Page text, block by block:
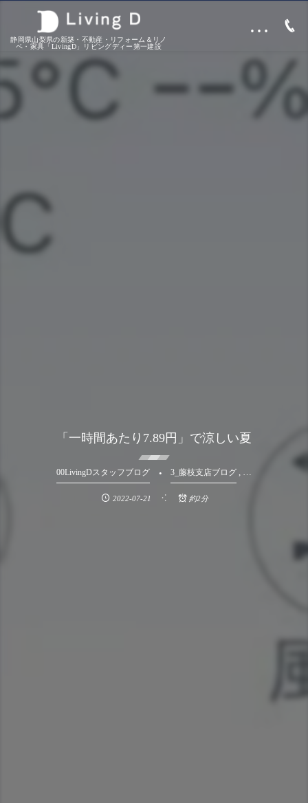
静岡県山梨県の新築・不動産・リフォーム＆リノ
ベ・家具「LivingD」リビングディー第一建設
…
「一時間あたり7.89円」で涼しい夏
00LivingDスタッフブログ 3_藤枝支店ブログ , …
2022-07-21 約2分